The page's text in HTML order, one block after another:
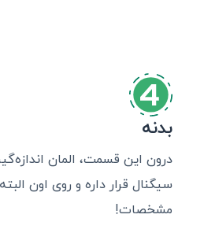
بدنه
درون این قسمت، المان
سیگنال قرار داره و روی اون
مشخصات!